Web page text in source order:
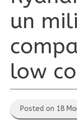
un
low
Posted on 18